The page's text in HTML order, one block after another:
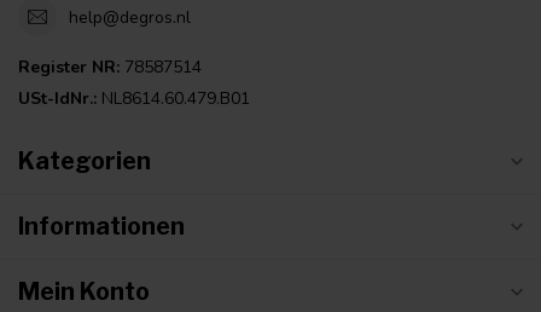
help@degros.nl
Register NR: 78587514
USt-IdNr.: NL8614.60.479.B01
Kategorien
Informationen
Mein Konto